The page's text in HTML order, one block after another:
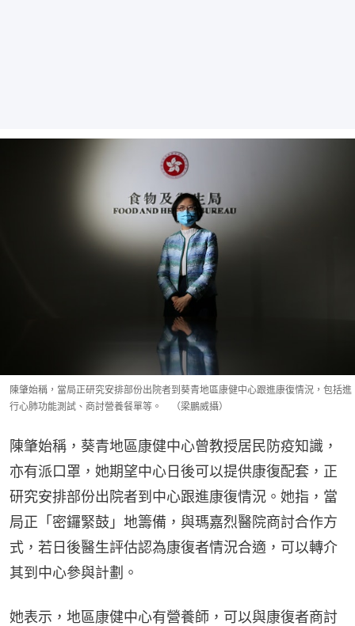
陳肇始稱，當局正研究安排部份出院者到葵青地區康健中心跟進康復情況，包括進
行心肺功能測試、商討營養餐單等。 （梁鵬威攝）
陳肇始稱，葵青地區康健中心曾教授居民防疫知識，
亦有派口罩，她期望中心日後可以提供康復配套，正
研究安排部份出院者到中心跟進康復情況。她指，當
局正「密鑼緊鼓」地籌備，與瑪嘉烈醫院商討合作方
式，若日後醫生評估認為康復者情況合適，可以轉介
其到中心參與計劃。
她表示，地區康健中心有營養師，可以與康復者商討